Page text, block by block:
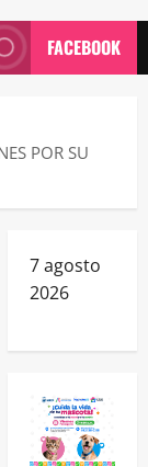
FACEBOOK
POR SU
7 agosto
2026